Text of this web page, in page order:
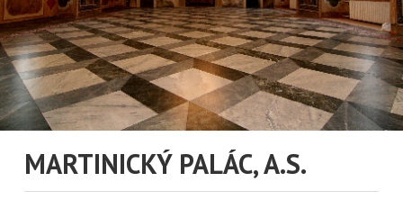
MARTINICKÝ PALÁC, A.S.